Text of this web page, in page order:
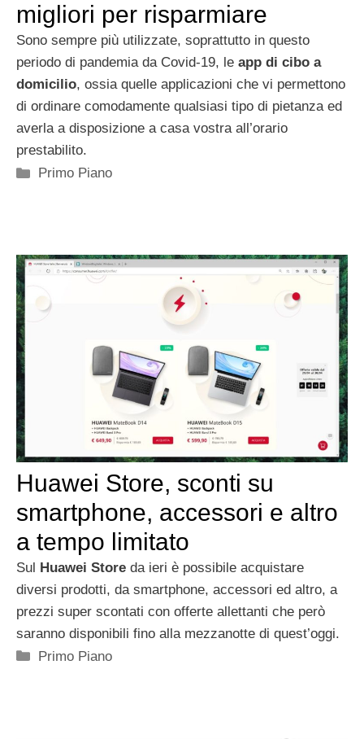
migliori per risparmiare
Sono sempre più utilizzate, soprattutto in questo
periodo di pandemia da Covid-19, le app di cibo a
domicilio, ossia quelle applicazioni che vi permettono
di ordinare comodamente qualsiasi tipo di pietanza ed
averla a disposizione a casa vostra all’orario
prestabilito.
Categorie
Primo Piano
Huawei Store, sconti su
smartphone, accessori e altro
a tempo limitato
Sul Huawei Store da ieri è possibile acquistare
diversi prodotti, da smartphone, accessori ed altro, a
prezzi super scontati con offerte allettanti che però
saranno disponibili fino alla mezzanotte di quest’oggi.
Categorie
Primo Piano